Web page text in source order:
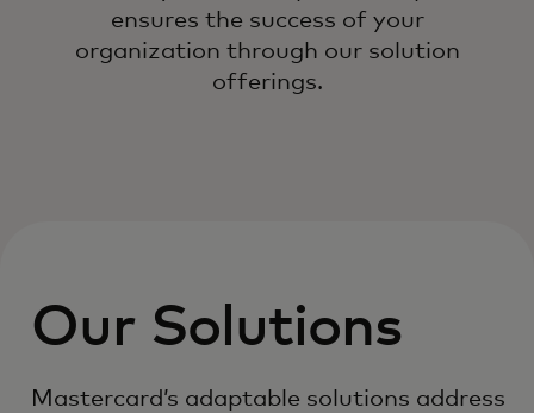
ensures the success of your
organization through our solution
offerings.
Our Solutions
Mastercard’s adaptable solutions address